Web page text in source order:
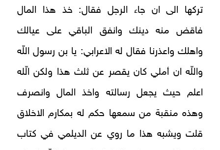
تركها الى ان جاء الرجل فقال: خذ هذا المال
فاقض منه دينك وانفق الباقي على عيالك
واهلك واعذرنا فقال له الاعرابي: يا بن رسول اللّه
واللّه ان أملي كان يقصر عن ثلث هذا ولكن الّله
اعلم حيث يجعل رسالته واخذ المال وانصرف
وهذه منقبة من سمعها حكم له بمكارم الاخلاق
قلت ويشبه هذا ما روي عن الديلمي في كتاب